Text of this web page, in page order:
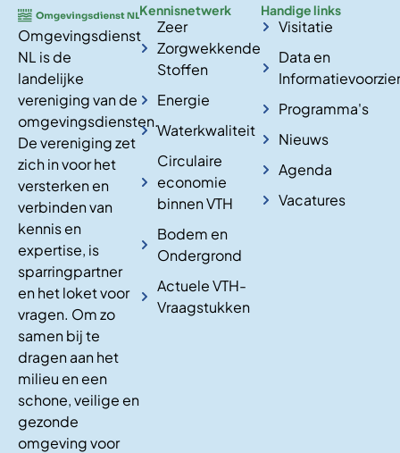
Omgevingsdienst
NL is de
landelijke
vereniging van de
omgevingsdiensten.
De vereniging zet
zich in voor het
versterken en
verbinden van
kennis en
expertise, is
sparringpartner
en het loket voor
vragen. Om zo
samen bij te
dragen aan het
milieu en een
schone, veilige en
gezonde
omgeving voor
Kennisnetwerk
Zeer
Zorgwekkende
Stoffen
Energie
Waterkwaliteit
Circulaire
economie
binnen VTH
Bodem en
Ondergrond
Actuele VTH-
Vraagstukken
Handige links
Visitatie
Data en
Programma's
Nieuws
Agenda
Vacatures